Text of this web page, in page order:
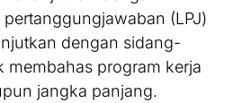
(LPJ)
dengan sidang-
membahas program kerja
jangka panjang.